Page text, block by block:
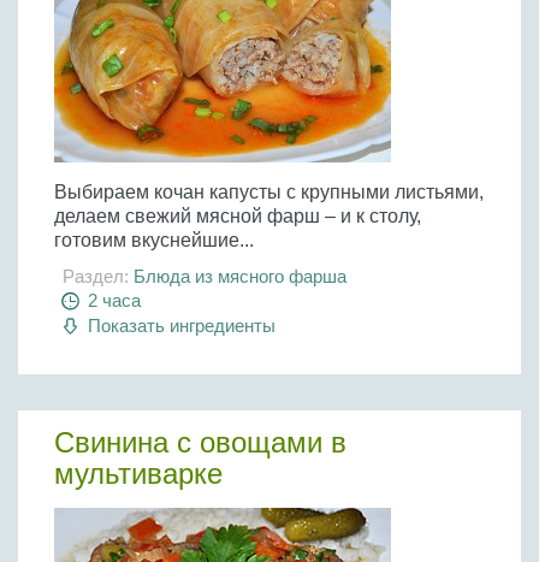
Выбираем кочан капусты с крупными листьями,
делаем свежий мясной фарш – и к столу,
готовим вкуснейшие...
Раздел: Блюда из мясного фарша
2 часа
Показать ингредиенты
Свинина с овощами в
мультиварке